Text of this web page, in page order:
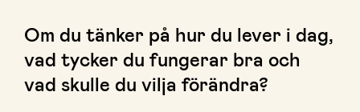
Om du tänker på hur du lever i dag,
vad tycker du fungerar bra och
vad skulle du vilja förändra?